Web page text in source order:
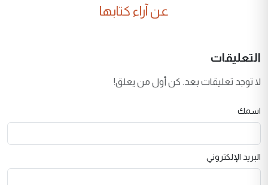
عن آراء كتابها
التعليقات
لا توجد تعليقات بعد. كن أول من يعلق!
اسمك
البريد الإلكتروني